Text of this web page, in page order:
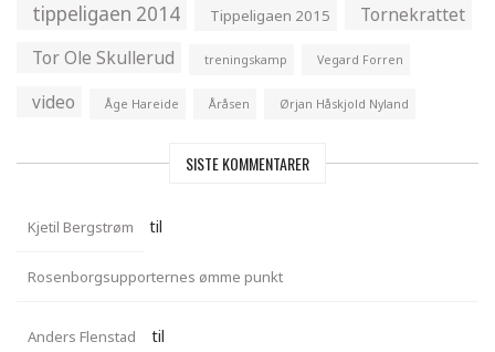
tippeligaen 2014 Tippeligaen 2015
Tornekrattet
Tor Ole Skullerud
treningskamp Vegard Forren
video Åge Hareide Åråsen Ørjan Håskjold Nyland
SISTE KOMMENTARER
Kjetil Bergstrøm til
Rosenborgsupporternes ømme punkt
Anders Flenstad til